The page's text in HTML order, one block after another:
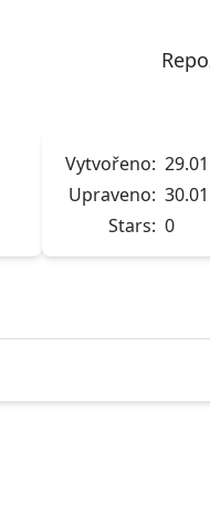
Vytvořeno:
Upraveno:
Stars: 0